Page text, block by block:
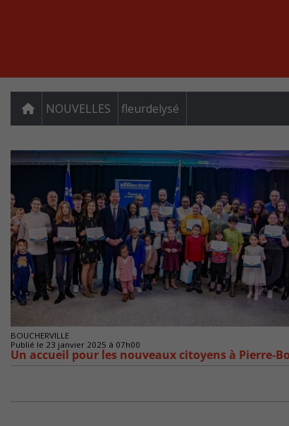
NOUVELLES fleurdelysé
BOUCHERVILLE
Publié le 23 janvier 2025 à 07h00
Un accueil pour les nouveaux citoyens à Pierre-